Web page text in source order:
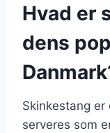
Hvad er
dens
Skinkestang
serveres som